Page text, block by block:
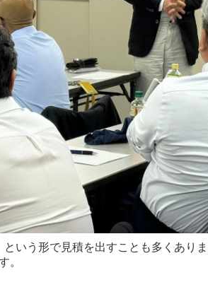
いう形で見積を出すことも多くあり
。